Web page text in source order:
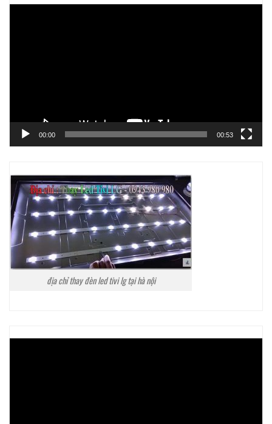
00:00 00:53
địa chỉ thay đèn led tivi lg tại hà nội